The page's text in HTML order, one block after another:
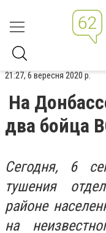
21:27, 6 вересня 2020 р.
На
два бойца
Сегодня, 6
тушения
районе
на